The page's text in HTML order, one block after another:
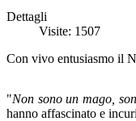
Dettagli
Visite: 1507
Con vivo entusiasmo il
"Non sono un mago,
hanno affascinato e